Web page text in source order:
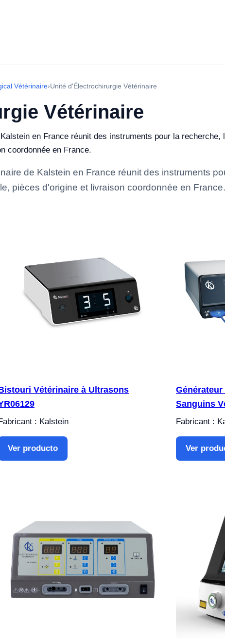
Vétérinaire›Unité d'Électrochirurgie Vétérinaire
Vétérinaire
en France réunit des instruments pour la
coordonnée en France.
de Kalstein en France réunit des instruments
pièces d'origine et livraison coordonnée en France.
Vétérinaire à Ultrasons
: Kalstein
Ver producto
Sanguins
Fabricant :
Ver